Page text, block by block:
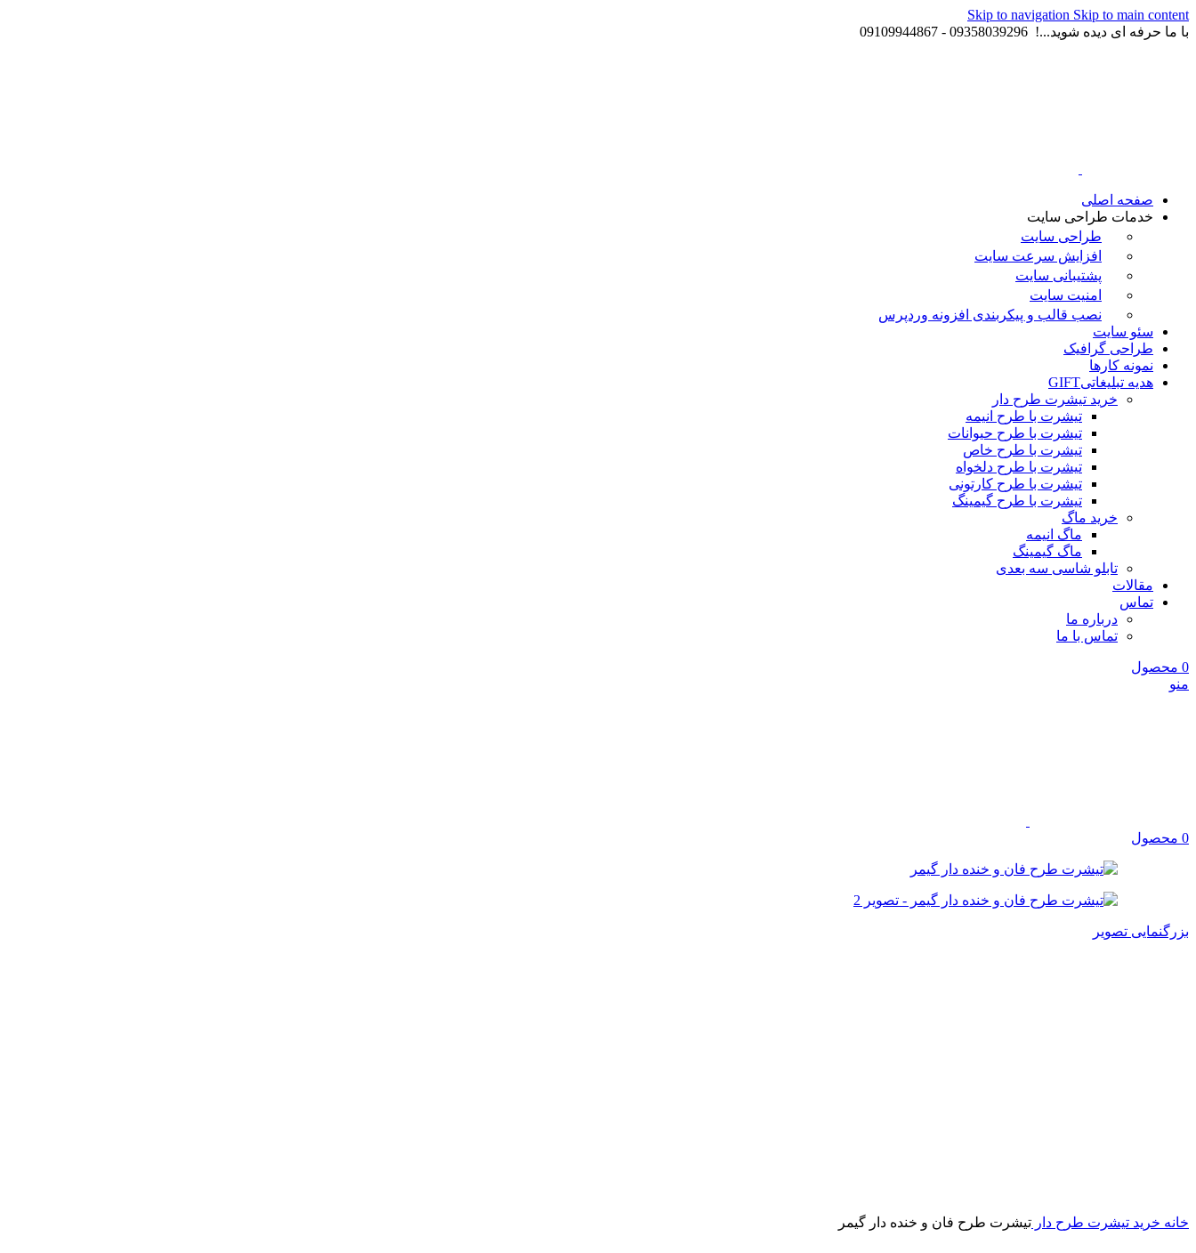
Skip to navigation Skip to main content
با ما حرفه ای دیده شوید...! 09358039296 - 09109944867
صفحه اصلی
خدمات طراحی سایت
طراحی سایت
افزایش سرعت سایت
پشتیبانی سایت
امنیت سایت
نصب قالب و پیکربندی افزونه وردپرس
سئو سایت
طراحی گرافیک
نمونه کارها
هدیه تبلیغاتیGIFT
خرید تیشرت طرح دار
تیشرت با طرح انیمه
تیشرت با طرح حیوانات
تیشرت با طرح خاص
تیشرت با طرح دلخواه
تیشرت با طرح کارتونی
تیشرت با طرح گیمینگ
خرید ماگ
ماگ انیمه
ماگ گیمینگ
تابلو شاسی سه بعدی
مقالات
تماس
درباره ما
تماس با ما
0 محصول
منو
0 محصول
بزرگنمایی تصویر
خانه خرید تیشرت طرح دار تیشرت طرح فان و خنده دار گیمر